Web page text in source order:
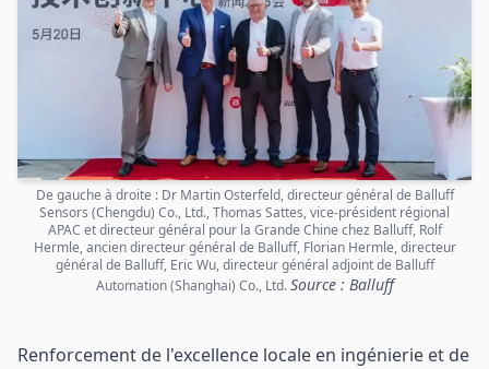
De gauche à droite : Dr Martin Osterfeld, directeur général de Balluff
Sensors (Chengdu) Co., Ltd., Thomas Sattes, vice-président régional
APAC et directeur général pour la Grande Chine chez Balluff, Rolf
Hermle, ancien directeur général de Balluff, Florian Hermle, directeur
général de Balluff, Eric Wu, directeur général adjoint de Balluff
Automation (Shanghai) Co., Ltd.Source : Balluff
Renforcement de l'excellence locale en ingénierie et de